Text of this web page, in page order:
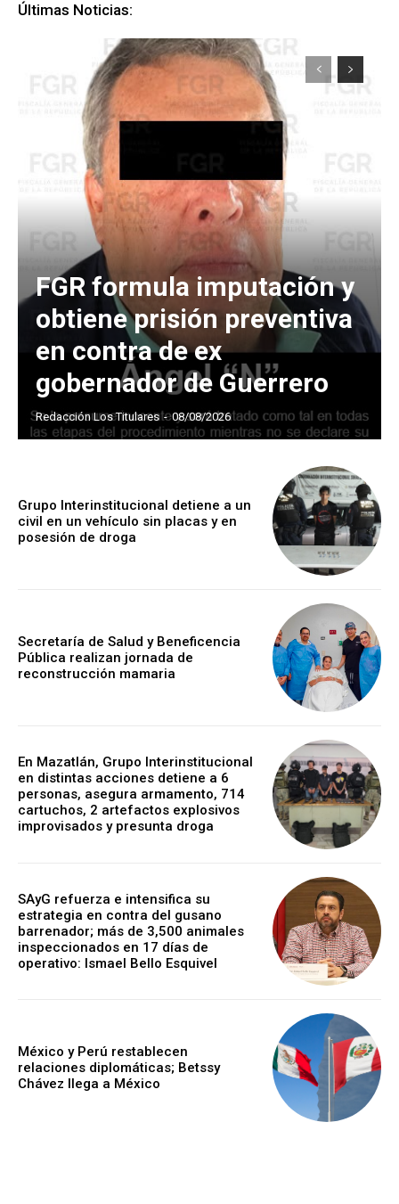
Últimas Noticias:
FGR formula imputación y
obtiene prisión preventiva
en contra de ex
gobernador de Guerrero
Redacción Los Titulares - 08/08/2026
Grupo Interinstitucional detiene a un
civil en un vehículo sin placas y en
posesión de droga
Secretaría de Salud y Beneficencia
Pública realizan jornada de
reconstrucción mamaria
En Mazatlán, Grupo Interinstitucional
en distintas acciones detiene a 6
personas, asegura armamento, 714
cartuchos, 2 artefactos explosivos
improvisados y presunta droga
SAyG refuerza e intensifica su
estrategia en contra del gusano
barrenador; más de 3,500 animales
inspeccionados en 17 días de
operativo: Ismael Bello Esquivel
México y Perú restablecen
relaciones diplomáticas; Betssy
Chávez llega a México